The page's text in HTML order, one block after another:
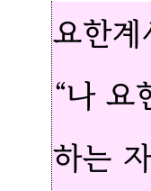
요한계
“나 요
하는